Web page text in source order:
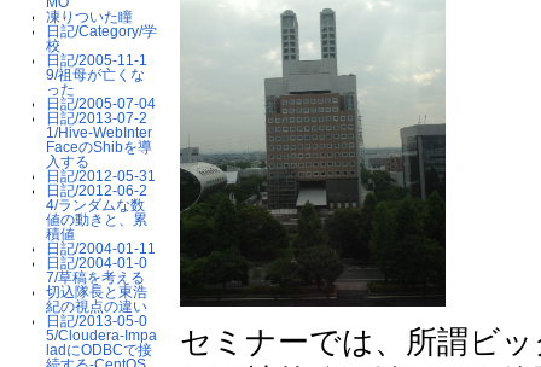
凍りついた瞳
日記/Category/学
校
日記/2005-11-1
9/祖母が亡くな
った
日記/2005-07-04
日記/2013-07-2
1/Hive-WebInter
FaceのShibを導
入する
日記/2012-05-31
日記/2012-06-2
4/ランダムな数
値の動きと、累
積値
日記/2004-01-11
日記/2004-01-0
7/草稿を考える
切込隊長と東浩
紀の視点の違い
日記/2013-05-0
5/Cloudera-Impa
ladにODBCで接
セミナーでは、所謂ビ